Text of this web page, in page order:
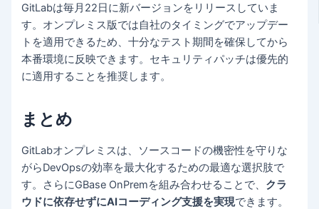
GitLabは毎月22日に新バージョンをリリースしていま
す。オンプレミス版では自社のタイミングでアップデー
トを適用できるため、十分なテスト期間を確保してから
本番環境に反映できます。セキュリティパッチは優先的
に適用することを推奨します。
まとめ
GitLabオンプレミスは、ソースコードの機密性を守りな
がらDevOpsの効率を最大化するための最適な選択肢で
す。さらにGBase OnPremを組み合わせることで、 クラ
ウドに依存せずにAIコーディング支援を実現できます。